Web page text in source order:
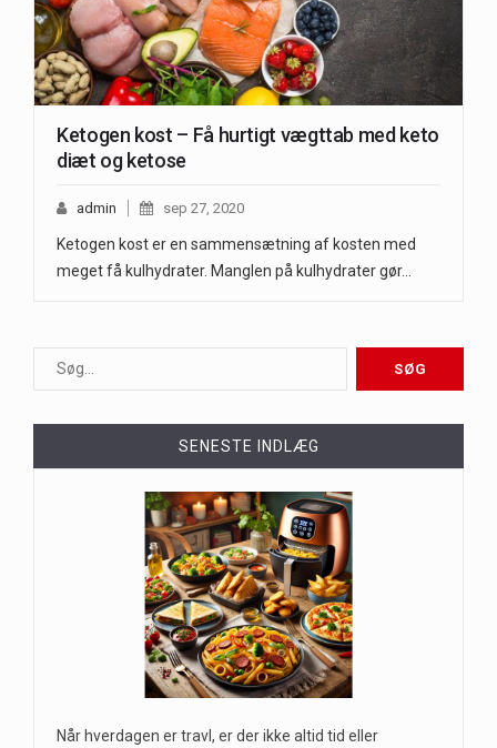
Ketogen kost – Få hurtigt vægttab med keto
diæt og ketose
admin sep 27, 2020
Ketogen kost er en sammensætning af kosten med
meget få kulhydrater. Manglen på kulhydrater gør…
SENESTE INDLÆG
Når hverdagen er travl, er der ikke altid tid eller